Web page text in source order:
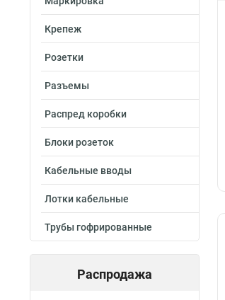
Крепеж
Розетки
Разъемы
Распред коробки
Блоки розеток
Кабельные вводы
Лотки кабельные
Трубы гофрированные
Распродажа